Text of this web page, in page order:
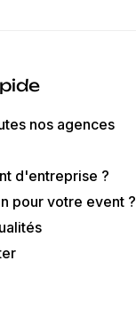
nos agences
d'entreprise ?
pour votre event ?